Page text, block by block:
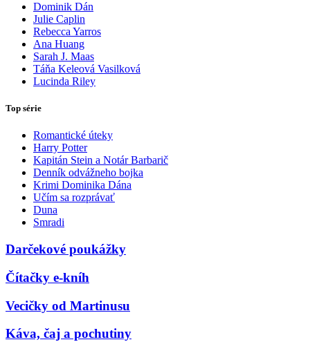
Dominik Dán
Julie Caplin
Rebecca Yarros
Ana Huang
Sarah J. Maas
Táňa Keleová Vasilková
Lucinda Riley
Top série
Romantické úteky
Harry Potter
Kapitán Stein a Notár Barbarič
Denník odvážneho bojka
Krimi Dominika Dána
Učím sa rozprávať
Duna
Smradi
Darčekové poukážky
Čítačky e-kníh
Vecičky od Martinusu
Káva, čaj a pochutiny